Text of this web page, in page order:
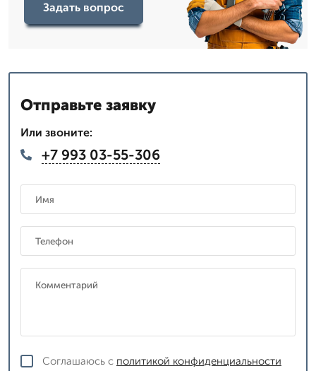
Задать вопрос
Отправьте заявку
Или звоните:
+7 993 03-55-306
Соглашаюсь с политикой конфиденциальности